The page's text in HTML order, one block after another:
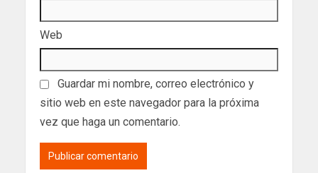
Web
Guardar mi nombre, correo electrónico y
sitio web en este navegador para la próxima
vez que haga un comentario.